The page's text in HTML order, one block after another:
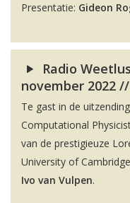
Presentatie: Gideon
Radio
november 2022
Te gast in de
Computational
van de prestigieuze
University of
Ivo van Vulpen.